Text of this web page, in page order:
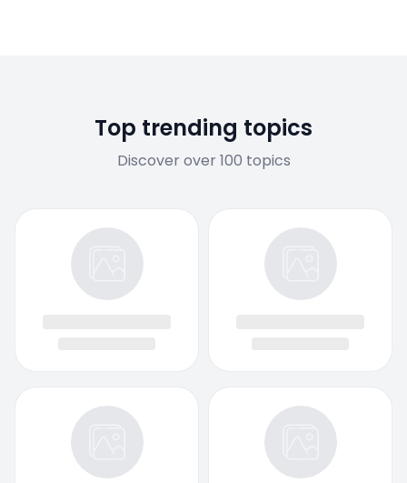
Top trending topics
Discover over 100 topics